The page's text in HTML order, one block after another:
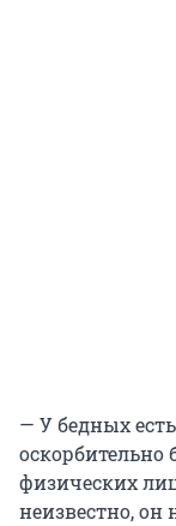
— У бедных
оскорбительно
физических
неизвестно, он